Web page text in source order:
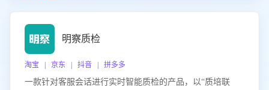
明察质检
淘宝 | 京东 | 抖音 | 拼多多
一款针对客服会话进行实时智能质检的产品，以“质培联